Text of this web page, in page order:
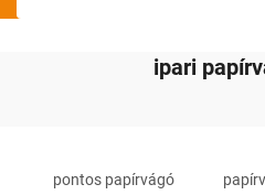
ipari
pontos papírvágó